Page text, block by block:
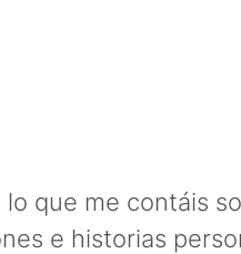
que me contáis
e historias